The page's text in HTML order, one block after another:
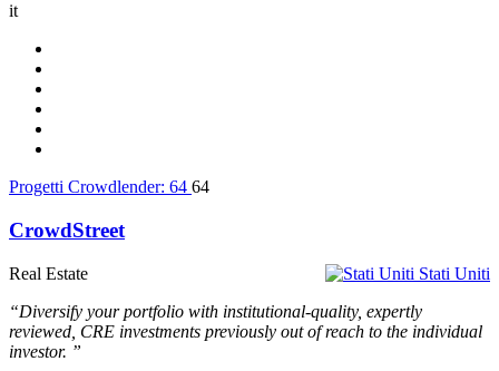
it
Progetti Crowdlender: 64 64
CrowdStreet
Stati Uniti
Real Estate
“Diversify your portfolio with institutional-quality, expertly
reviewed, CRE investments previously out of reach to the individual
investor. ”